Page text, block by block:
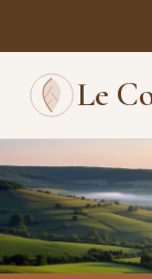
Le